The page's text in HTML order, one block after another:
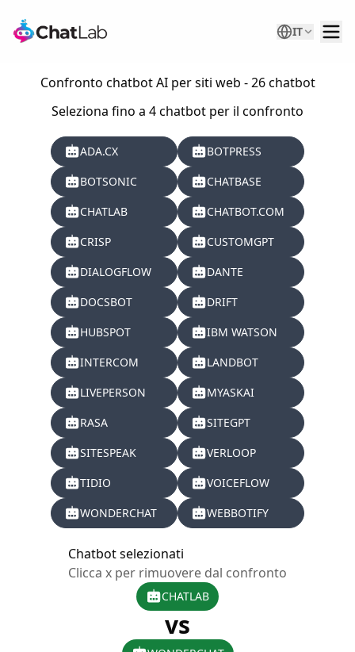
IT
Confronto chatbot AI per siti web - 26 chatbot
Seleziona fino a 4 chatbot per il confronto
ADA.CX
BOTPRESS
BOTSONIC
CHATBASE
CHATLAB
CHATBOT.COM
CRISP
CUSTOMGPT
DIALOGFLOW
DANTE
DOCSBOT
DRIFT
HUBSPOT
IBM WATSON
INTERCOM
LANDBOT
LIVEPERSON
MYASKAI
RASA
SITEGPT
SITESPEAK
VERLOOP
TIDIO
VOICEFLOW
WONDERCHAT
WEBBOTIFY
Chatbot selezionati
Clicca x per rimuovere dal confronto
CHATLAB
vs